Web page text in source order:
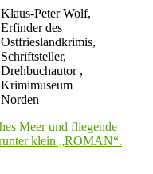
Klaus-Peter Wolf,
Erfinder des
Ostfrieslandkrimis,
Schriftsteller,
Drehbuchautor ,
Krimimuseum
Norden